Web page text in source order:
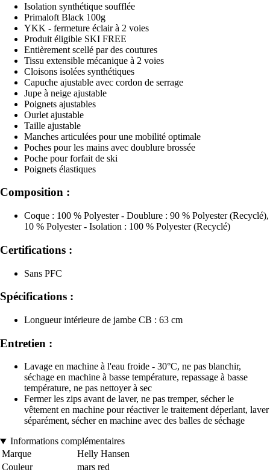
Isolation synthétique soufflée
Primaloft Black 100g
YKK - fermeture éclair à 2 voies
Produit éligible SKI FREE
Entièrement scellé par des coutures
Tissu extensible mécanique à 2 voies
Cloisons isolées synthétiques
Capuche ajustable avec cordon de serrage
Jupe à neige ajustable
Poignets ajustables
Ourlet ajustable
Taille ajustable
Manches articulées pour une mobilité optimale
Poches pour les mains avec doublure brossée
Poche pour forfait de ski
Poignets élastiques
Composition :
Coque : 100 % Polyester - Doublure : 90 % Polyester (Recyclé),
10 % Polyester - Isolation : 100 % Polyester (Recyclé)
Certifications :
Sans PFC
Spécifications :
Longueur intérieure de jambe CB : 63 cm
Entretien :
Lavage en machine à l'eau froide - 30°C, ne pas blanchir,
séchage en machine à basse température, repassage à basse
température, ne pas nettoyer à sec
Fermer les zips avant de laver, ne pas tremper, sécher le
vêtement en machine pour réactiver le traitement déperlant, laver
séparément, sécher en machine avec des balles de séchage
Informations complémentaires
Marque
Helly Hansen
Couleur
mars red